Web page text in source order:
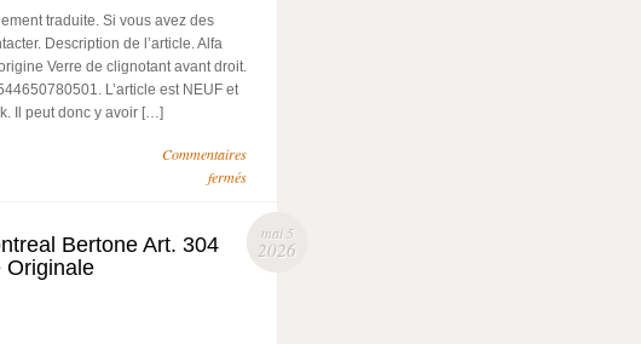
traduite. Si vous avez des
Description de l’article. Alfa
Verre de clignotant avant droit.
L’article est NEUF et
Il peut donc y avoir […]
Commentaires
fermés
mai 5
2026
Bertone Art. 304
Originale